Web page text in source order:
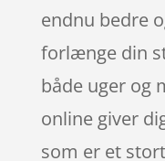
endnu bedre
forlænge din
både uger og
online giver
som er et